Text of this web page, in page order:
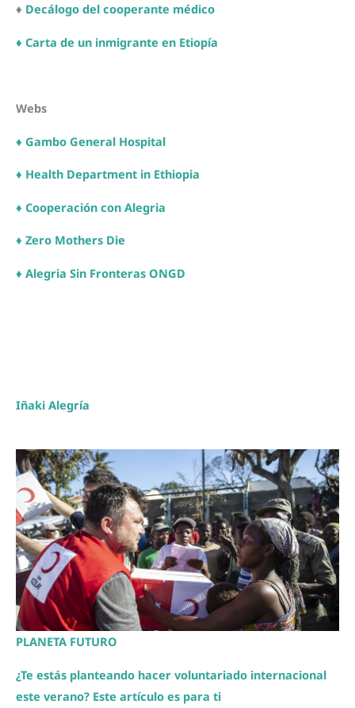
♦ Decálogo del cooperante médico
♦ Carta de un inmigrante en Etiopía
Webs
♦ Gambo General Hospital
♦ Health Department in Ethiopia
♦ Cooperación con Alegria
♦ Zero Mothers Die
♦ Alegria Sin Fronteras ONGD
Iñaki Alegría
PLANETA FUTURO
¿Te estás planteando hacer voluntariado internacional
este verano? Este artículo es para ti